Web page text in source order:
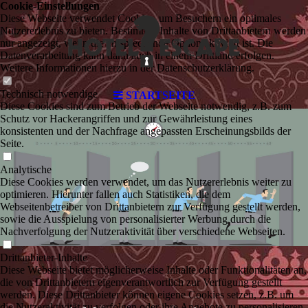
STARTSEITE
Cookie-Einstellungen
Diese Webseite verwendet Cookies, um Besuchern ein optimales
Nutzererlebnis zu bieten. Bestimmte Inhalte von Drittanbietern werden
nur angezeigt, wenn die entsprechende Option aktiviert ist. Die
Datenverarbeitung kann dann auch in einem Drittland erfolgen.
Weitere Informationen hierzu in der Datenschutzerklärung.
Technisch notwendige
Diese Cookies sind zum Betrieb der Webseite notwendig, z.B. zum
Schutz vor Hackerangriffen und zur Gewährleistung eines
konsistenten und der Nachfrage angepassten Erscheinungsbilds der
Seite.
Analytische
Diese Cookies werden verwendet, um das Nutzererlebnis weiter zu
optimieren. Hierunter fallen auch Statistiken, die dem
Webseitenbetreiber von Drittanbietern zur Verfügung gestellt werden,
sowie die Ausspielung von personalisierter Werbung durch die
Nachverfolgung der Nutzeraktivität über verschiedene Webseiten.
Drittanbieter-Inhalte
Diese Webseite bietet möglicherweise Inhalte oder Funktionalitäten an,
die von Drittanbietern eigenverantwortlich zur Verfügung gestellt
werden. Diese Drittanbieter können eigene Cookies setzen, z.B. um